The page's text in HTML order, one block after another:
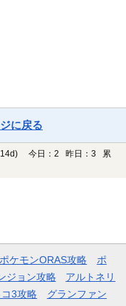
に戻る
今日：2 昨日：3 累
ポケモンORAS攻略
ポ
ジョン攻略
アルトネリ
3攻略
グランファン